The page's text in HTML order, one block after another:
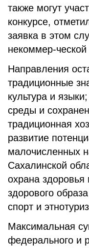
также могут
конкурсе,
заявка в этом
некоммер-ческой
Направления
традиционные
культура и
среды и
традиционная
развитие
малочисленных
Сахалинской
охрана здоровья
здорового
спорт и
Максимальная
федерального и